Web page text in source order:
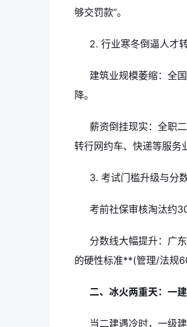
够交罚款”。
2. 行业寒冬倒逼人才
建筑业规模萎缩：全
降。
薪资倒挂现实：全职
转行网约车、快递等服务
3. 考试门槛升级与分
考前社保审核淘汰约
分数线大幅提升：广
的硬性标准**(管理/法规
二、冰火两重天：一
当二建遇冷时，一级